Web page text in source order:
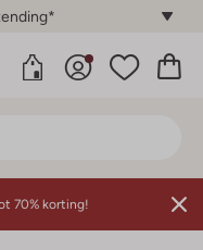
70% korting!